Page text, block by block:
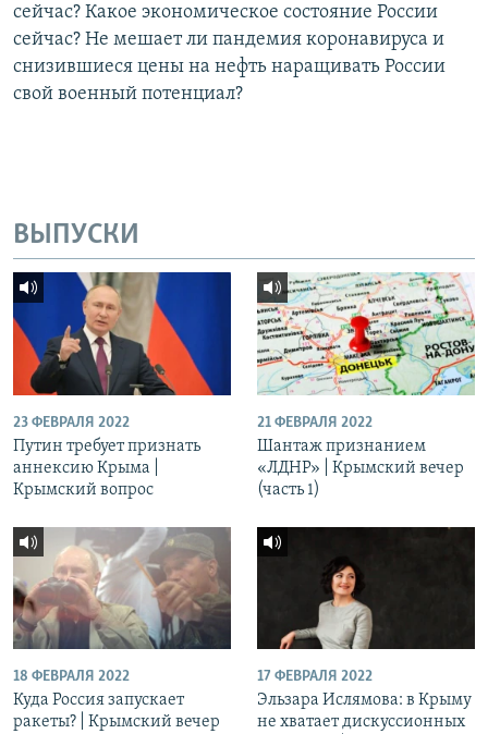
сейчас? Какое экономическое состояние России
сейчас? Не мешает ли пандемия коронавируса и
снизившиеся цены на нефть наращивать России
свой военный потенциал?
ВЫПУСКИ
23 ФЕВРАЛЯ 2022
Путин требует признать
аннексию Крыма |
Крымский вопрос
21 ФЕВРАЛЯ 2022
Шантаж признанием
«ЛДНР» | Крымский вечер
(часть 1)
18 ФЕВРАЛЯ 2022
Куда Россия запускает
ракеты? | Крымский вечер
17 ФЕВРАЛЯ 2022
Эльзара Ислямова: в Крыму
не хватает дискуссионных